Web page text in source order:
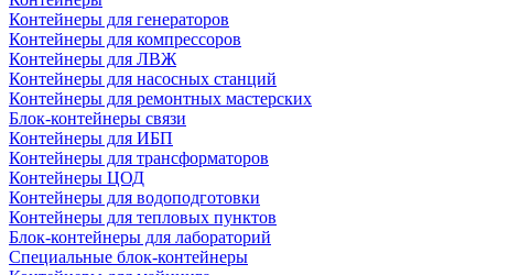
Контейнеры для генераторов
Контейнеры для компрессоров
Контейнеры для ЛВЖ
Контейнеры для насосных станций
Контейнеры для ремонтных мастерских
Блок-контейнеры связи
Контейнеры для ИБП
Контейнеры для трансформаторов
Контейнеры ЦОД
Контейнеры для водоподготовки
Контейнеры для тепловых пунктов
Блок-контейнеры для лабораторий
Специальные блок-контейнеры